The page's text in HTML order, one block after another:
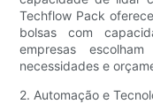
Techflow Pack
bolsas com
empresas
necessidades e
2. Automação e